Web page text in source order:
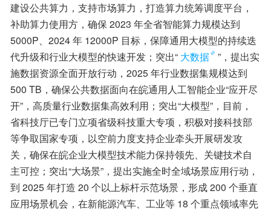
建设公共算力，支持市场算力，打造算力统筹调度平台，
补助算力使用方，确保 2023 年全省智能算力规模达到
5000P、2024 年 12000P 目标，保障通用大模型的持续迭
代升级和行业大模型的快速开发；突出“ 大数据
”，提出实
施数据资源全面开放行动，2025 年行业数据集规模达到
500 TB，确保公共数据面向在皖通用人工智能企业“应开尽
开”，高质量行业数据集高效利用；突出“大模型”，目前，
省科技厅已专门立项省级科技重大专项，积极对接科技部
等争取国家专项，以空前力度支持企业牵头开展研发攻
关，确保在皖企业大模型技术能力保持领先、关键技术自
主可控；突出“大场景”，提出实施全时全域场景应用行动，
到 2025 年打造 20 个以上标杆示范场景，形成 200 个垂直
应用场景机会，在新能源汽车、工业等 18 个重点领域率先